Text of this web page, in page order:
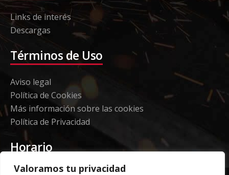
Valoramos tu privacidad
Links de interés
Descargas
Términos de Uso
Aviso legal
Política de Cookies
Más información sobre las cookies
Política de Privacidad
Horario
Etorki - Sede